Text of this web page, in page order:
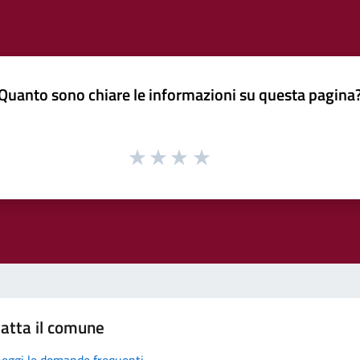
sono chiare le informazioni su questa
il comune